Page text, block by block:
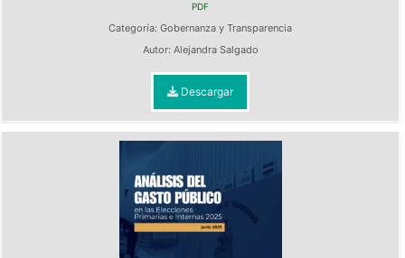
PDF
Categoría: Gobernanza y Transparencia
Autor: Alejandra Salgado
Descargar